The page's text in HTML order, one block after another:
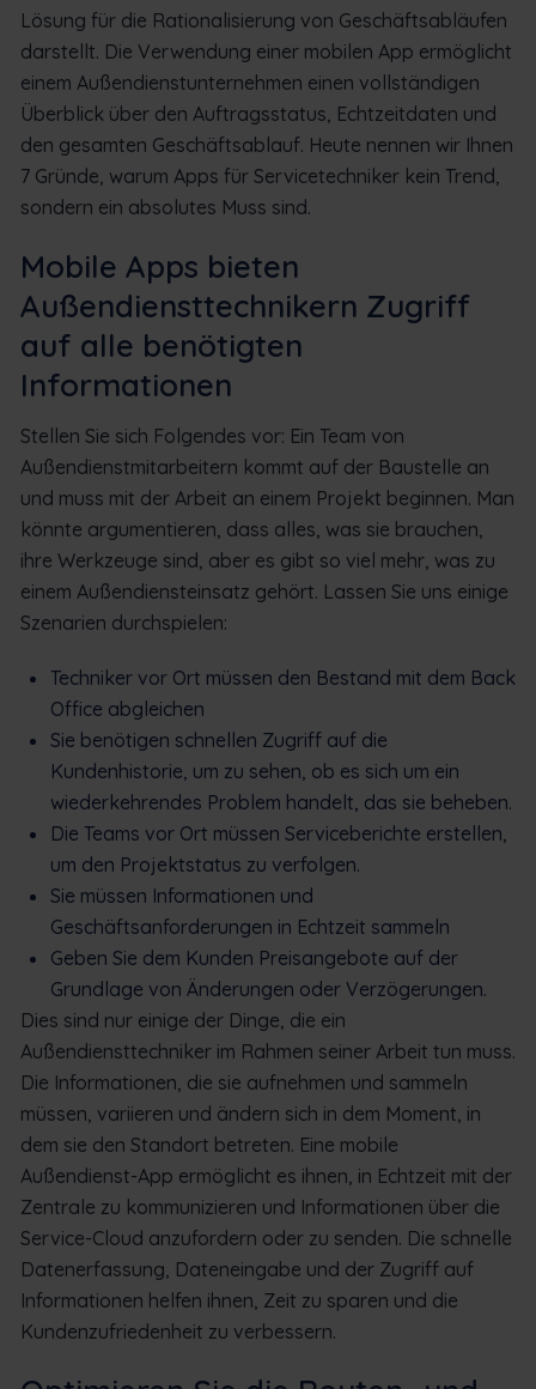
Lösung für die Rationalisierung von Geschäftsabläufen
darstellt. Die Verwendung einer mobilen App ermöglicht
einem Außendienstunternehmen einen vollständigen
Überblick über den Auftragsstatus, Echtzeitdaten und
den gesamten Geschäftsablauf. Heute nennen wir Ihnen
7 Gründe, warum Apps für Servicetechniker kein Trend,
sondern ein absolutes Muss sind.
Mobile Apps bieten
Außendiensttechnikern Zugriff
auf alle benötigten
Informationen
Stellen Sie sich Folgendes vor: Ein Team von
Außendienstmitarbeitern kommt auf der Baustelle an
und muss mit der Arbeit an einem Projekt beginnen. Man
könnte argumentieren, dass alles, was sie brauchen,
ihre Werkzeuge sind, aber es gibt so viel mehr, was zu
einem Außendiensteinsatz gehört. Lassen Sie uns einige
Szenarien durchspielen:
Techniker vor Ort müssen den Bestand mit dem Back
Office abgleichen
Sie benötigen schnellen Zugriff auf die
Kundenhistorie, um zu sehen, ob es sich um ein
wiederkehrendes Problem handelt, das sie beheben.
Die Teams vor Ort müssen Serviceberichte erstellen,
um den Projektstatus zu verfolgen.
Sie müssen Informationen und
Geschäftsanforderungen in Echtzeit sammeln
Geben Sie dem Kunden Preisangebote auf der
Grundlage von Änderungen oder Verzögerungen.
Dies sind nur einige der Dinge, die ein
Außendiensttechniker im Rahmen seiner Arbeit tun muss.
Die Informationen, die sie aufnehmen und sammeln
müssen, variieren und ändern sich in dem Moment, in
dem sie den Standort betreten. Eine mobile
Außendienst-App ermöglicht es ihnen, in Echtzeit mit der
Zentrale zu kommunizieren und Informationen über die
Service-Cloud anzufordern oder zu senden. Die schnelle
Datenerfassung, Dateneingabe und der Zugriff auf
Informationen helfen ihnen, Zeit zu sparen und die
Kundenzufriedenheit zu verbessern.